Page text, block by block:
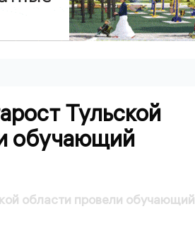
Тульской
обучающий
области провели обучающий